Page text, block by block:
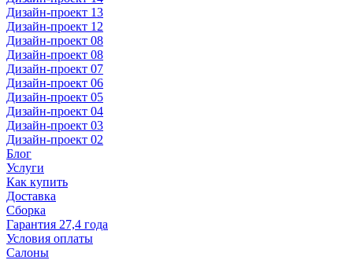
Дизайн-проект 13
Дизайн-проект 12
Дизайн-проект 08
Дизайн-проект 08
Дизайн-проект 07
Дизайн-проект 06
Дизайн-проект 05
Дизайн-проект 04
Дизайн-проект 03
Дизайн-проект 02
Блог
Услуги
Как купить
Доставка
Сборка
Гарантия 27,4 года
Условия оплаты
Салоны